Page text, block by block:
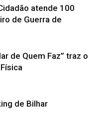
atende 100
de Guerra de
de Quem Faz” traz o
de Bilhar